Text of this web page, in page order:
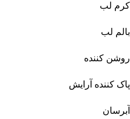
کرم لب
بالم لب
روشن کننده
پاک کننده آرایش
آبرسان